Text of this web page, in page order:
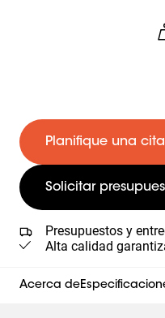
Planifique una
Solicitar
Presupuestos y
Alta calidad
Acerca de